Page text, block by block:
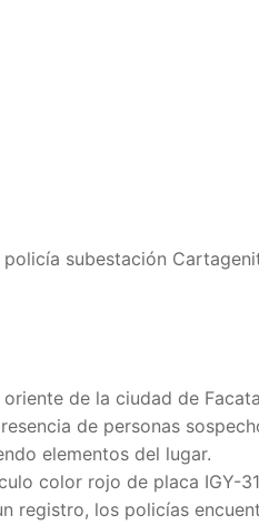
subestación
de la ciudad de
de personas
elementos del lugar.
color rojo de placa IGY-
registro, los policías